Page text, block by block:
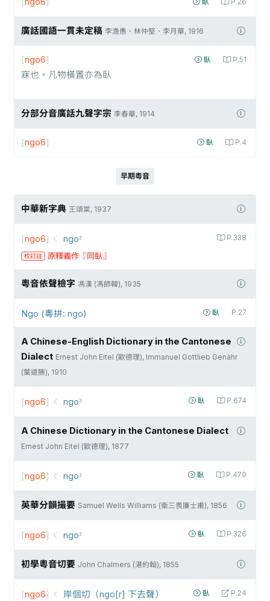
臥 P.26
廣話國語一貫未定稿 李澹愚、林仲堅、李月華, 1916
臥 P.51
[ngo6]
寐也。凡物橫置亦為臥
分部分音廣話九聲字宗 李春華, 1914
臥 P.4
[ngo6]
早期粵音
中華新字典 王頌棠, 1937
P.338
[ngo6] ngo꜅
校訂註 原釋義作『同臥』
粵音依聲檢字 馮漢 (馮師韓), 1935
臥 P.27
Ngo (粵拼: ngo)
A Chinese-English Dictionary in the Cantonese
Dialect Ernest John Eitel (歐德理), Immanuel Gottlieb Genähr
(葉道勝), 1910
臥 P.674
[ngo6] ngo꜅
A Chinese Dictionary in the Cantonese Dialect
Ernest John Eitel (歐德理), 1877
臥 P.479
[ngo6] ngo꜅
英華分韻撮要 Samuel Wells Williams (衛三畏廉士甫), 1856
臥 P.326
[ngo6] ngo꜅
初學粵音切要 John Chalmers (湛約翰), 1855
臥 P.24
[ngo6] 岸個切（ngo[r] 下去聲）